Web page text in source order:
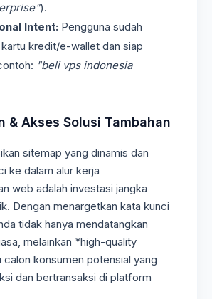
).
Intent: Pengguna sudah
kredit/e-wallet dan siap
"beli vps indonesia
& Akses Solusi Tambahan
sitemap yang dinamis dan
ke dalam alur kerja
web adalah investasi jangka
Dengan menargetkan kata kunci
tidak hanya mendatangkan
melainkan *high-quality
konsumen potensial yang
dan bertransaksi di platform